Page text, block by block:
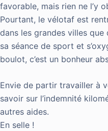
favorable, mais rien ne l’y
Pourtant, le vélotaf est
dans les grandes villes que
sa séance de sport et
boulot, c’est un bonheur
Envie de partir travailler à
savoir sur l’indemnité
autres aides.
En selle !